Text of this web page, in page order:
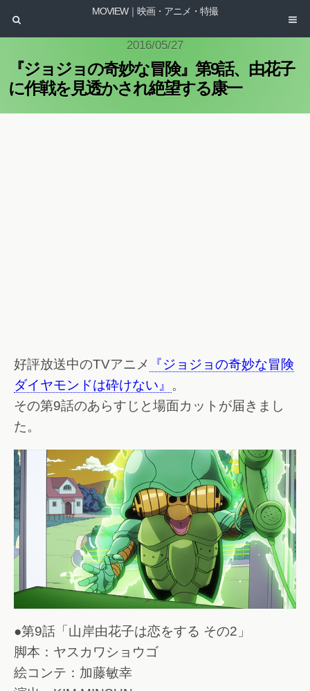
MOVIEW｜映画・アニメ・特撮
2016/05/27
『ジョジョの奇妙な冒険』第9話、由花子
に作戦を見透かされ絶望する康一
好評放送中のTVアニメ
『ジョジョの奇妙な冒険
ダイヤモンドは砕けない』 。
その第9話のあらすじと場面カットが届きまし
た。
●第9話「山岸由花子は恋をする その2」
脚本：ヤスカワショウゴ
絵コンテ：加藤敏幸